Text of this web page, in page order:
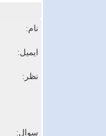
نام:
ایمیل:
نظر:
سوال: